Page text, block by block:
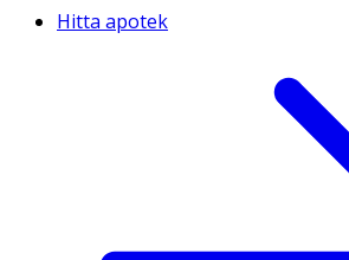
Hitta apotek